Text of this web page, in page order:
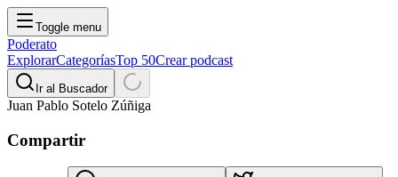
Toggle menu
Poderato
ExplorarCategoríasTop 50Crear podcast
Ir al Buscador
Juan Pablo Sotelo Zúñiga
Compartir